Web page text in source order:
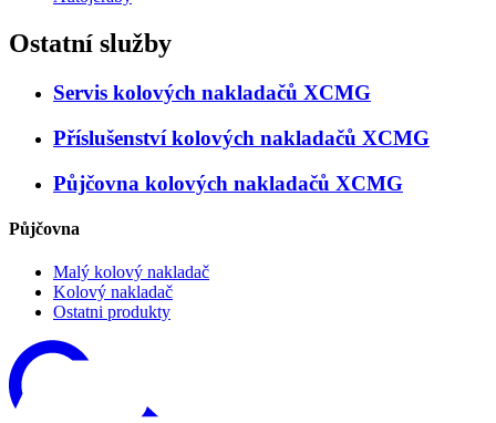
Ostatní služby
Servis kolových nakladačů XCMG
Příslušenství kolových nakladačů XCMG
Půjčovna kolových nakladačů XCMG
Půjčovna
Malý kolový nakladač
Kolový nakladač
Ostatni produkty